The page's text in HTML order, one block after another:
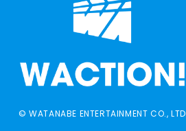
© WATANABE ENTERTAINMENT CO., LTD